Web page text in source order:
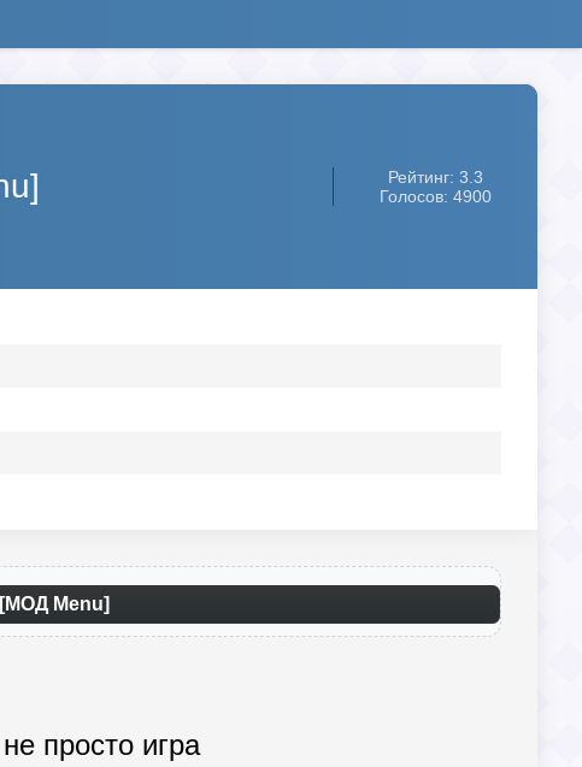
Рейтинг: 3.3
Голосов: 4900
Menu]
просто игра